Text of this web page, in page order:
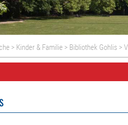
> Kinder & Familie > Bibliothek Gohlis >